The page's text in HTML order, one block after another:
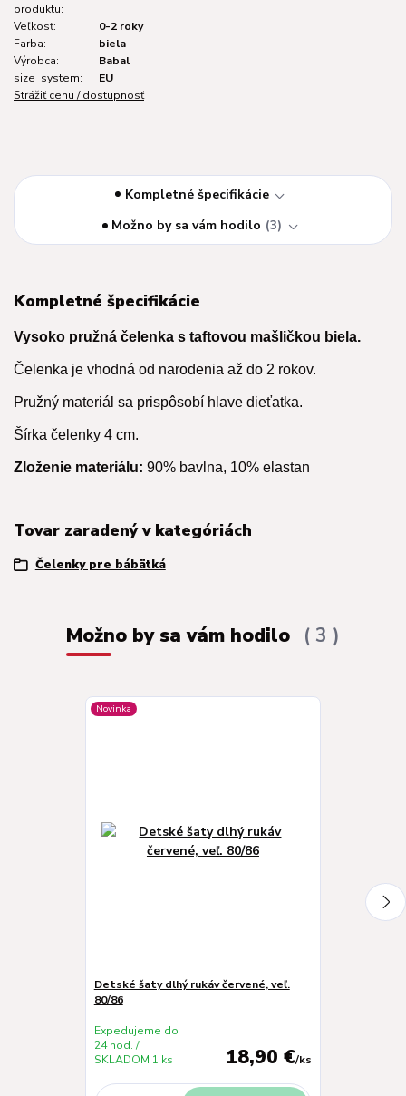
produktu:
Veľkosť:
0-2 roky
Farba:
biela
Výrobca:
Babal
size_system:
EU
Strážiť cenu / dostupnosť
Kompletné špecifikácie
Možno by sa vám hodilo 3
Kompletné špecifikácie
Vysoko pružná čelenka s taftovou mašličkou biela.
Čelenka je vhodná od narodenia až do 2 rokov.
Pružný materiál sa prispôsobí hlave dieťatka.
Šírka čelenky 4 cm.
Zloženie materiálu: 90% bavlna, 10% elastan
Tovar zaradený v kategóriách
Čelenky pre bábätká
Možno by sa vám hodilo 3
Novinka
Detské šaty dlhý rukáv červené, veľ.
80/86
18,90 €/ks
Expedujeme do
24 hod. /
SKLADOM 1 ks